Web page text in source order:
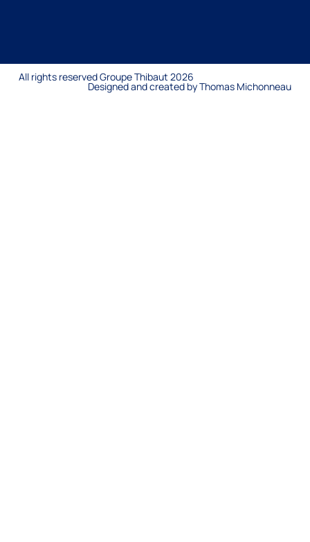
All rights reserved Groupe Thibaut 2026
Designed and created by Thomas Michonneau